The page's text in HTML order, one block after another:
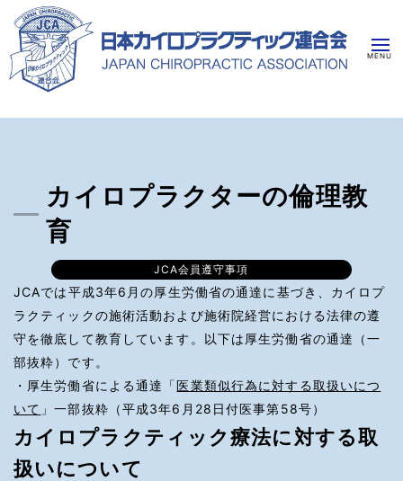
カイロプラクターの倫理教
育
JCA会員遵守事項
JCAでは平成3年6月の厚生労働省の通達に基づき、カイロプ
ラクティックの施術活動および施術院経営における法律の遵
守を徹底して教育しています。以下は厚生労働省の通達（一
部抜粋）です。
・厚生労働省による通達「医業類似行為に対する取扱いにつ
いて 」一部抜粋（平成3年6月28日付医事第58号）
カイロプラクティック療法に対する取
扱いについて